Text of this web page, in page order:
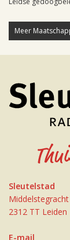
Meer
Sleutelstad
2312 TT Leiden
E-mail